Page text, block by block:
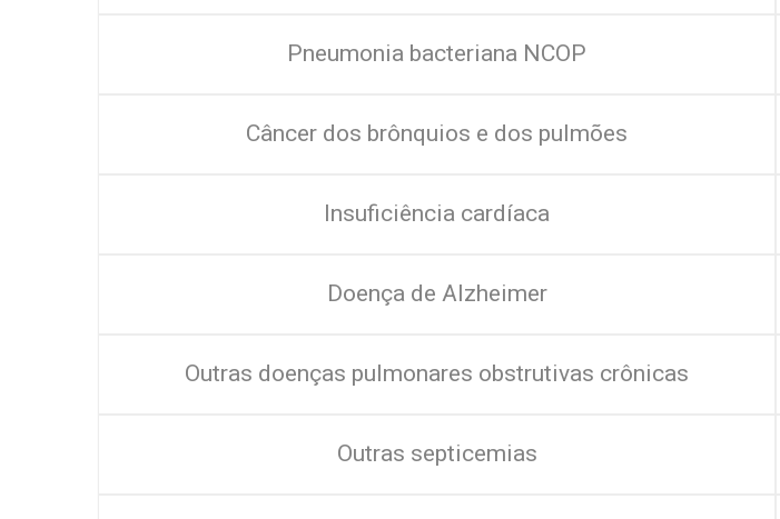
Pneumonia bacteriana NCOP
Câncer dos brônquios e dos pulmões
Insuficiência cardíaca
Doença de Alzheimer
Outras doenças pulmonares obstrutivas crônicas
Outras septicemias